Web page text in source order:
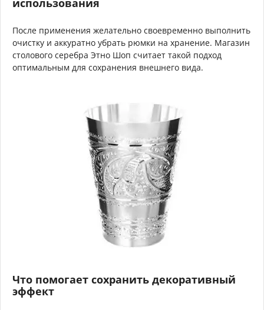
использования
После применения желательно своевременно выполнить
очистку и аккуратно убрать рюмки на хранение. Магазин
столового серебра Этно Шоп считает такой подход
оптимальным для сохранения внешнего вида.
Что помогает сохранить декоративный
эффект